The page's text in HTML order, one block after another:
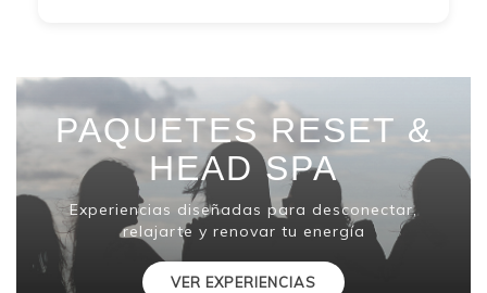
PAQUETES RESET &
HEAD SPA
Experiencias diseñadas para desconectar,
relajarte y renovar tu energía
VER EXPERIENCIAS